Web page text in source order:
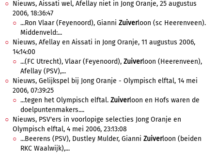
Nieuws, Aissati wel, Afellay niet in Jong Oranje, 25 augustus
2006, 18:36:47
...Ron Vlaar (Feyenoord), Gianni Zuiverloon (sc Heerenveen).
Middenveld:...
Nieuws, Afellay en Aissati in Jong Oranje, 11 augustus 2006,
14:14:00
...(FC Utrecht), Vlaar (Feyenoord), Zuiverloon (Heerenveen),
Afellay (PSV),...
Nieuws, Gelijkspel bij Jong Oranje - Olympisch elftal, 14 mei
2006, 07:39:25
...tegen het Olympisch elftal. Zuiverloon en Hofs waren de
doelpuntenmakers....
Nieuws, PSV'ers in voorlopige selecties Jong Oranje en
Olympisch elftal, 4 mei 2006, 23:13:08
...Beerens (PSV), Dustley Mulder, Gianni Zuiverloon (beiden
RKC Waalwijk),...